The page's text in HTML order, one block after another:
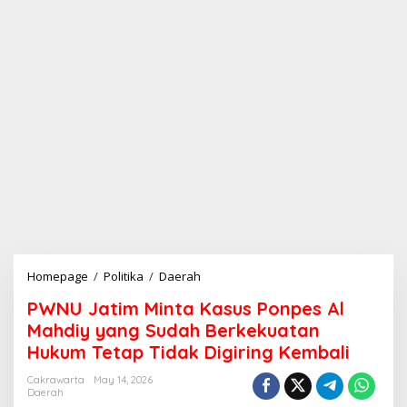
Homepage / Politika / Daerah
N
U
a
PWNU Jatim Minta Kasus Ponpes Al
Mahdiy yang Sudah Berkekuatan
Hukum Tetap Tidak Digiring Kembali
Cakrawarta
May 14, 2026
Daerah